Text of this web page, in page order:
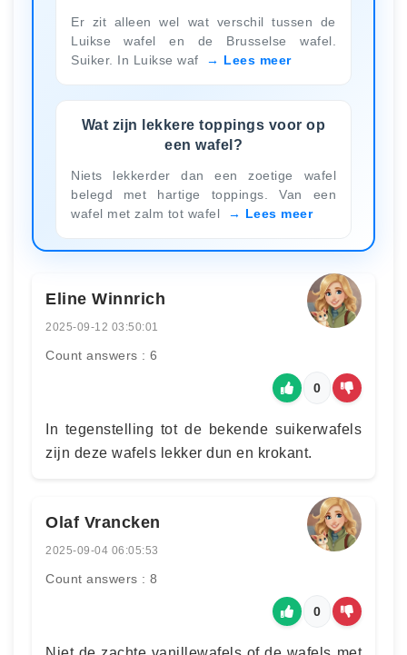
Er zit alleen wel wat verschil tussen de
Luikse wafel en de Brusselse wafel.
Suiker. In Luikse waf
Lees meer
Wat zijn lekkere toppings voor op
een wafel?
Niets lekkerder dan een zoetige wafel
belegd met hartige toppings. Van een
wafel met zalm tot wafel
Lees meer
Eline Winnrich
2025-09-12 03:50:01
Count answers : 6
0
In tegenstelling tot de bekende suikerwafels
zijn deze wafels lekker dun en krokant.
Olaf Vrancken
2025-09-04 06:05:53
Count answers : 8
0